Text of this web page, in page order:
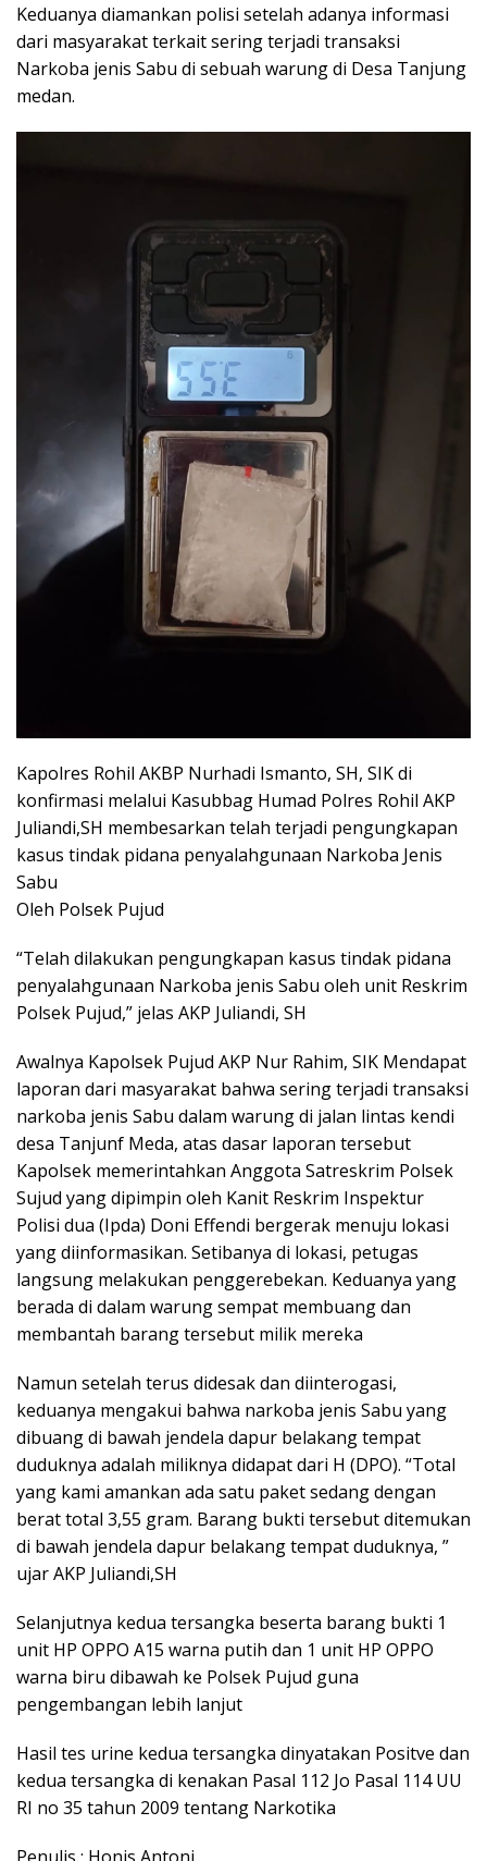
Keduanya diamankan polisi setelah adanya informasi
dari masyarakat terkait sering terjadi transaksi
Narkoba jenis Sabu di sebuah warung di Desa Tanjung
medan.
Kapolres Rohil AKBP Nurhadi Ismanto, SH, SIK di
konfirmasi melalui Kasubbag Humad Polres Rohil AKP
Juliandi,SH membesarkan telah terjadi pengungkapan
kasus tindak pidana penyalahgunaan Narkoba Jenis
Sabu
Oleh Polsek Pujud
“Telah dilakukan pengungkapan kasus tindak pidana
penyalahgunaan Narkoba jenis Sabu oleh unit Reskrim
Polsek Pujud,” jelas AKP Juliandi, SH
Awalnya Kapolsek Pujud AKP Nur Rahim, SIK Mendapat
laporan dari masyarakat bahwa sering terjadi transaksi
narkoba jenis Sabu dalam warung di jalan lintas kendi
desa Tanjunf Meda, atas dasar laporan tersebut
Kapolsek memerintahkan Anggota Satreskrim Polsek
Sujud yang dipimpin oleh Kanit Reskrim Inspektur
Polisi dua (Ipda) Doni Effendi bergerak menuju lokasi
yang diinformasikan. Setibanya di lokasi, petugas
langsung melakukan penggerebekan. Keduanya yang
berada di dalam warung sempat membuang dan
membantah barang tersebut milik mereka
Namun setelah terus didesak dan diinterogasi,
keduanya mengakui bahwa narkoba jenis Sabu yang
dibuang di bawah jendela dapur belakang tempat
duduknya adalah miliknya didapat dari H (DPO). “Total
yang kami amankan ada satu paket sedang dengan
berat total 3,55 gram. Barang bukti tersebut ditemukan
di bawah jendela dapur belakang tempat duduknya, ”
ujar AKP Juliandi,SH
Selanjutnya kedua tersangka beserta barang bukti 1
unit HP OPPO A15 warna putih dan 1 unit HP OPPO
warna biru dibawah ke Polsek Pujud guna
pengembangan lebih lanjut
Hasil tes urine kedua tersangka dinyatakan Positve dan
kedua tersangka di kenakan Pasal 112 Jo Pasal 114 UU
RI no 35 tahun 2009 tentang Narkotika